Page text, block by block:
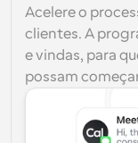
Acelere o
clientes. A
e vindas, para
possam